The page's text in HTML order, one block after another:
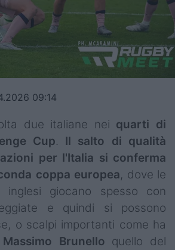
09:14
due italiane nei quarti di
Cup. Il salto di qualità
per l'Italia si conferma
coppa europea, dove le
giocano spesso con
e quindi si possono
o scalpi importanti come ha
Massimo Brunello quello del